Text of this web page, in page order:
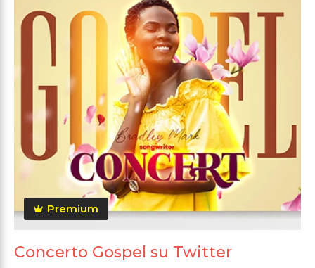
Premium
Concerto Gospel su Twitter